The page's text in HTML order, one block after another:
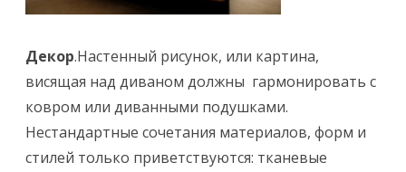
Декор.Настенный рисунок, или картина,
висящая над диваном должны гармонировать с
ковром или диванными подушками.
Нестандартные сочетания материалов, форм и
стилей только приветствуются: тканевые